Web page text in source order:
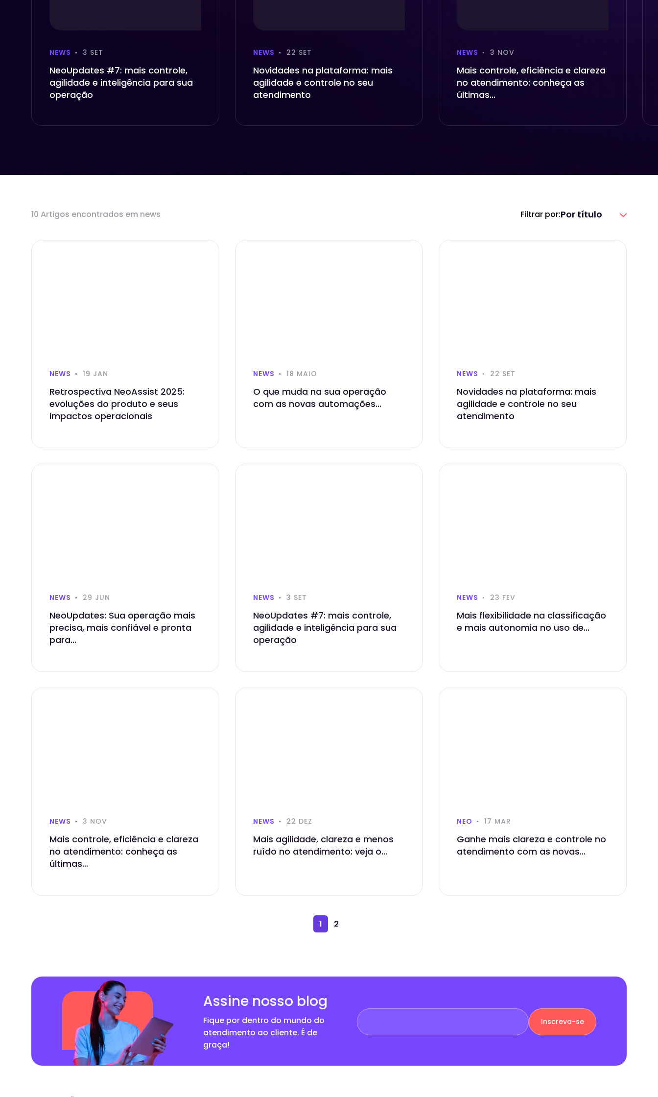
NEWS 3 SET
NeoUpdates #7: mais controle,
agilidade e inteligência para sua
operação
NEWS 22 SET
Novidades na plataforma: mais
agilidade e controle no seu
atendimento
NEWS 3 NOV
Mais controle, eficiência e clareza
no atendimento: conheça as
últimas...
10 Artigos encontrados em news Filtrar por:Por título
NEWS 19 JAN
Retrospectiva NeoAssist 2025:
evoluções do produto e seus
impactos operacionais
NEWS 18 MAIO
O que muda na sua operação
com as novas automações...
NEWS 22 SET
Novidades na plataforma: mais
agilidade e controle no seu
atendimento
NEWS 29 JUN
NeoUpdates: Sua operação mais
precisa, mais confiável e pronta
para...
NEWS 3 SET
NeoUpdates #7: mais controle,
agilidade e inteligência para sua
operação
NEWS 23 FEV
Mais flexibilidade na classificação
e mais autonomia no uso de...
NEWS 3 NOV
Mais controle, eficiência e clareza
no atendimento: conheça as
últimas...
NEWS 22 DEZ
Mais agilidade, clareza e menos
ruído no atendimento: veja o...
NEO 17 MAR
Ganhe mais clareza e controle no
atendimento com as novas...
1 2
Assine nosso blog
Fique por dentro do mundo do
atendimento ao cliente. É de
graça!